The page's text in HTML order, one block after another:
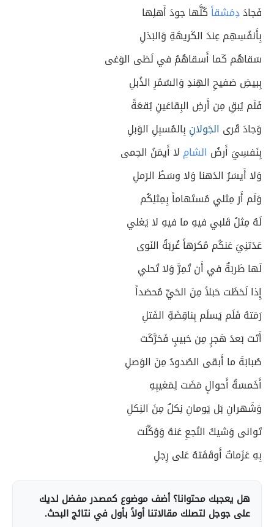
فَجادَدِمَشقاًكُلَّها جودَ أَهلِها
بِأَنفُسِهِم عِندَ الكَريهَةِ وَالبَذلِ
سَقاهُم كَما أَسقاهُمُ في لَظى الوَغى
بِبيضِ صَفيحِ الهِندِ وَالسُمُرِ الذُبلِ
فَلَم يُبقِ مِن أَرضِ البِقاعَينِ بُقعَةً
وَجادَ قُرى الجَولانِ بِالمُسبِلِ الوَبلِ
بِنَفسِيَ أَرضُ الشامِ لا أَيمَنُ الحِمى
وَلا أَيسَرُ الدَهنا وَلا وسَطُ الرَملِ
وَلَم أَرَ مِثلي مُستَهاماً بِمِثلِكُم
لَهُ مِثلُ قَلبي فيهِ ما فيهِ لا يَغلي
عَدَتنِيَ عَنكُم مُكرَهاً غُربَةُ النَوى
لَها طَربَةٌ في أَن تُمِرَّ وَلا تُحلي
إِذا لَحَظَت حَبلاً مِنَ الحَيِّ مُحصَداً
رَمَتهُ فَلَم يَسلَم بِناقِضَةِ الفَتلِ
أَتَت بَعدَ هَجرٍ مِن حَبيبٍ فَحَرَّكَت
صُبابَةَ ما أَبقى الصُدودُ مِنَ الوَصلِ
أَخَمسَةُ أَحوالٍ مَضَت لِمَغيبِهِ
وَشَهرانِ بَل يَومانِ نِكلٌ مِنَ النِكلِ
تَوانى وَشيكُ النُجعِ عَنهُ وَوُكِّلَت
بِهِ عَزَماتٌ أَوقَفَتهُ عَلى رِجلِ
هل يعجبك محتوانا؟ أضف موضوع كمصدر مفضل لديك
على جوجل لتصلك مقالاتنا أولاً بأول في نتائج البحث.